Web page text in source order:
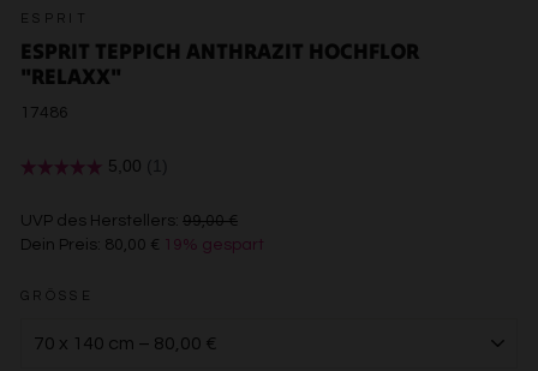
ESPRIT
ESPRIT TEPPICH ANTHRAZIT HOCHFLOR
"RELAXX"
17486
UVP des Herstellers: 99,00 €€99,00
Dein Preis: 80,00 € 19% gespart
GRÖSSE